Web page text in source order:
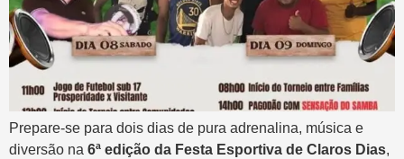
Prepare-se para dois dias de pura adrenalina, música e
diversão na 6ª edição da Festa Esportiva de Claros Dias,